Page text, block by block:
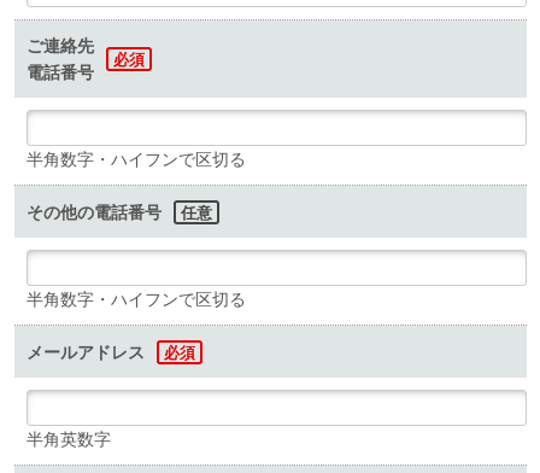
ご連絡先
電話番号
必須
半角数字・ハイフンで区切る
その他の電話番号 任意
半角数字・ハイフンで区切る
メールアドレス 必須
半角英数字